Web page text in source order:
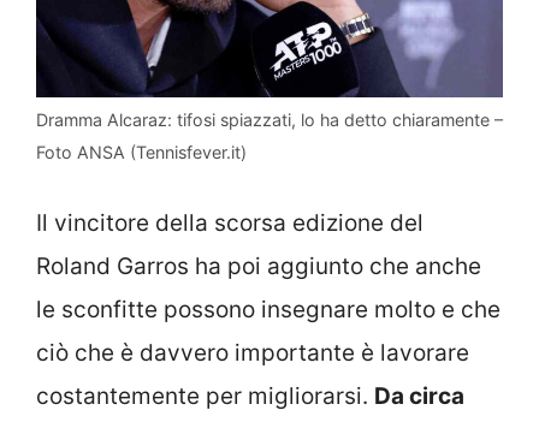
Dramma Alcaraz: tifosi spiazzati, lo ha detto chiaramente –
Foto ANSA (Tennisfever.it)
Il vincitore della scorsa edizione del
Roland Garros ha poi aggiunto che anche
le sconfitte possono insegnare molto e che
ciò che è davvero importante è lavorare
costantemente per migliorarsi. Da circa